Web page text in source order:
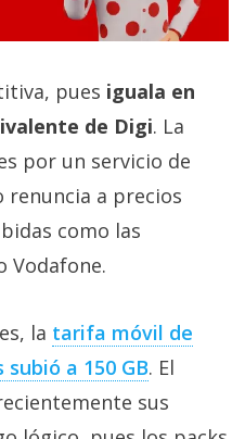
pues iguala en
de Digi. La
por un servicio de
a precios
como las
Vodafone.
la tarifa móvil de
a 150 GB‎. El
sus